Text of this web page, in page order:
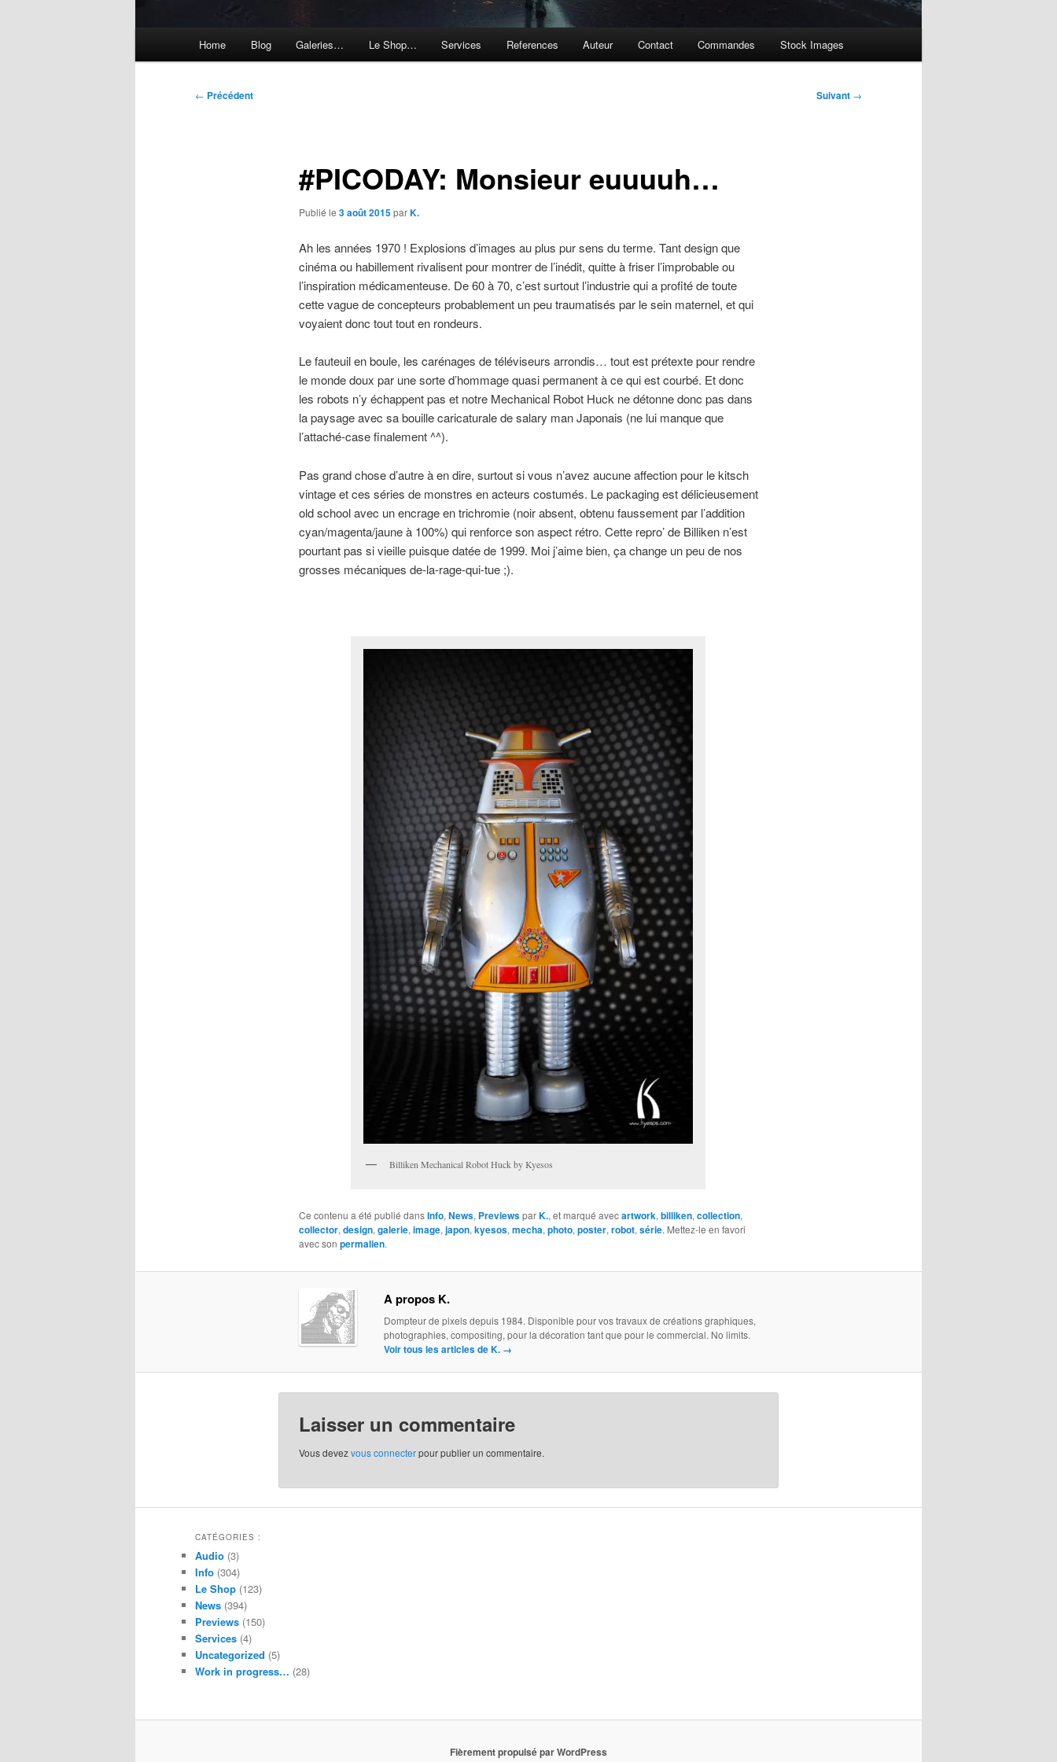
Home Blog Galeries… Le Shop… Services References Auteur Contact Commandes Stock Images
Navigation
← Précédent Suivant →
#PICODAY: Monsieur euuuuh…
Publié le 3 août 2015parK.
Ah les années 1970 ! Explosions d’images au plus pur sens du terme. Tant design que
cinéma ou habillement rivalisent pour montrer de l’inédit, quitte à friser l’improbable ou
l’inspiration médicamenteuse. De 60 à 70, c’est surtout l’industrie qui a profité de toute
cette vague de concepteurs probablement un peu traumatisés par le sein maternel, et qui
voyaient donc tout tout en rondeurs.
Le fauteuil en boule, les carénages de téléviseurs arrondis… tout est prétexte pour rendre
le monde doux par une sorte d’hommage quasi permanent à ce qui est courbé. Et donc
les robots n’y échappent pas et notre Mechanical Robot Huck ne détonne donc pas dans
la paysage avec sa bouille caricaturale de salary man Japonais (ne lui manque que
l’attaché-case finalement ^^).
Pas grand chose d’autre à en dire, surtout si vous n’avez aucune affection pour le kitsch
vintage et ces séries de monstres en acteurs costumés. Le packaging est délicieusement
old school avec un encrage en trichromie (noir absent, obtenu faussement par l’addition
cyan/magenta/jaune à 100%) qui renforce son aspect rétro. Cette repro’ de Billiken n’est
pourtant pas si vieille puisque datée de 1999. Moi j’aime bien, ça change un peu de nos
grosses mécaniques de-la-rage-qui-tue ;).
Billiken Mechanical Robot Huck by Kyesos
Ce contenu a été publié dansInfo, News, PreviewsparK., et marqué avecartwork, billiken, collection,
collector, design, galerie, image, japon, kyesos, mecha, photo, poster, robot, série. Mettez-le en favori
avec son permalien.
A propos K.
Dompteur de pixels depuis 1984. Disponible pour vos travaux de créations graphiques,
photographies, compositing, pour la décoration tant que pour le commercial. No limits.
Voir tous les articles de K. →
Laisser un commentaire
Vous devezvous connecterpour publier un commentaire.
CATÉGORIES :
Audio (3)
Info (304)
Le Shop (123)
News (394)
Previews (150)
Services (4)
Uncategorized (5)
Work in progress… (28)
Fièrement propulsé par WordPress